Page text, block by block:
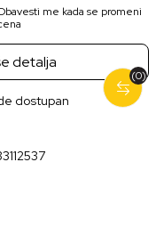
me kada se promeni
detalja
dostupan
(0)